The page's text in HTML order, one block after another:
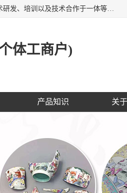
福建泉州洁圣士陶瓷修复技术有限公司位于福建泉州，是一家集瓷器修复及陶瓷制品修复技术研发、培训以及技术合作于一体等专业修复机构，公司主营：瓷器修复，陶瓷修复，瓷器无痕修复，陶瓷佛像修复，瓷器修复技术培训等。 洁圣士以全新的技术修复各种：古陶瓷、花瓶、餐具、工艺品、卫浴、颜色不一的金边、银边、花边，修复后基本无痕迹，修补成本低。丰富的经验为客户提供实用、优质服务！
体工商户)
产品知识 关